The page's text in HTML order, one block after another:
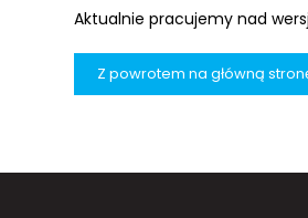
Aktualnie pracujemy nad
Z powrotem na główną